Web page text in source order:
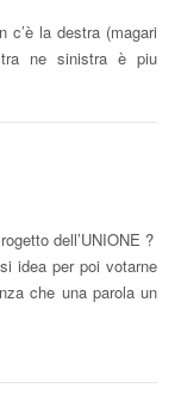
c’è la destra (magari
ne sinistra è piu
dell’UNIONE ?
idea per poi votarne
che una parola un